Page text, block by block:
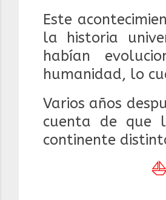
Este
la historia
habían
humanidad, lo
Varios años
cuenta de que
continente
⛵